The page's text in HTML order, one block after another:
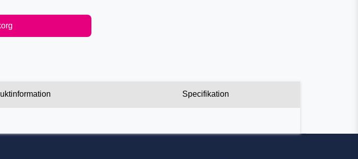
Specifikation